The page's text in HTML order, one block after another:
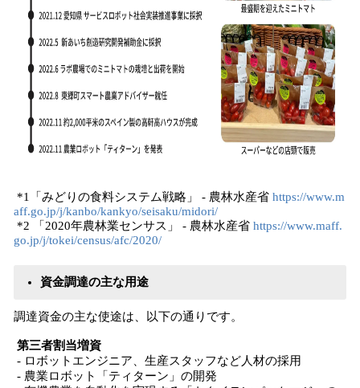
*1「みどりの食料システム戦略」 - 農林水産省 https://www.m
aff.go.jp/j/kanbo/kankyo/seisaku/midori/
*2 「2020年農林業センサス」 - 農林水産省 https://www.maff.
go.jp/j/tokei/census/afc/2020/
資金調達の主な用途
調達資金の主な使途は、以下の通りです。
第三者割当増資
- ロボットエンジニア、生産スタッフなど人材の採用
- 農業ロボット「ティターン」の開発